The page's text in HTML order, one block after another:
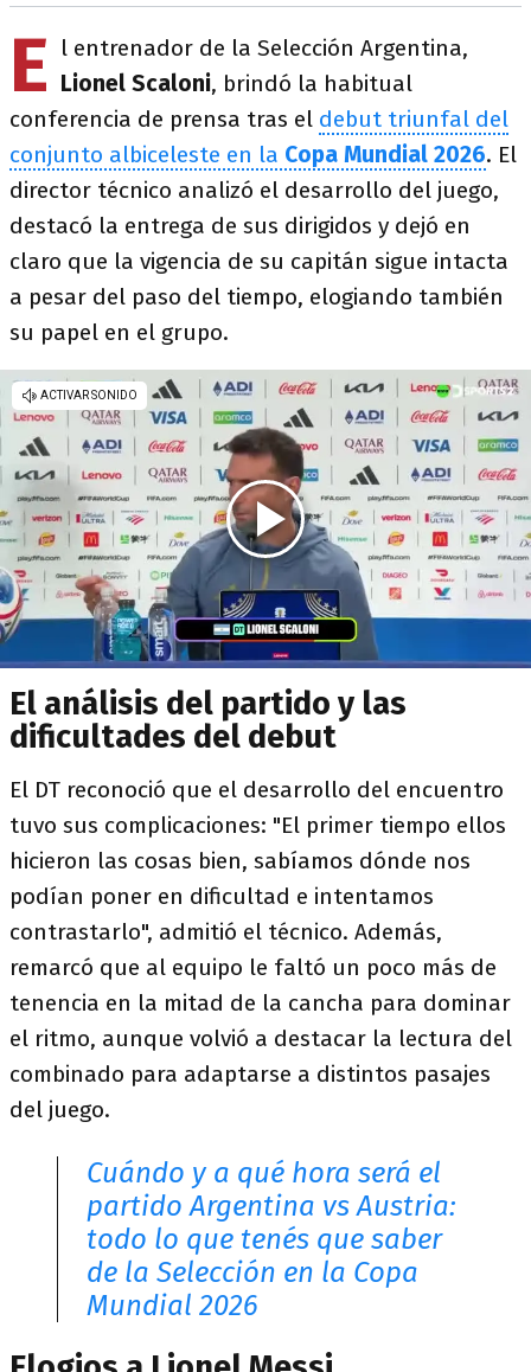
E
l entrenador de la Selección Argentina,
Lionel Scaloni, brindó la habitual
conferencia de prensa tras el debut triunfal del
conjunto albiceleste en la Copa Mundial 2026. El
director técnico analizó el desarrollo del juego,
destacó la entrega de sus dirigidos y dejó en
claro que la vigencia de su capitán sigue intacta
a pesar del paso del tiempo, elogiando también
su papel en el grupo.
El análisis del partido y las
dificultades del debut
El DT reconoció que el desarrollo del encuentro
tuvo sus complicaciones: "El primer tiempo ellos
hicieron las cosas bien, sabíamos dónde nos
podían poner en dificultad e intentamos
contrastarlo", admitió el técnico. Además,
remarcó que al equipo le faltó un poco más de
tenencia en la mitad de la cancha para dominar
el ritmo, aunque volvió a destacar la lectura del
combinado para adaptarse a distintos pasajes
del juego.
Cuándo y a qué hora será el
partido Argentina vs Austria:
todo lo que tenés que saber
de la Selección en la Copa
Mundial 2026